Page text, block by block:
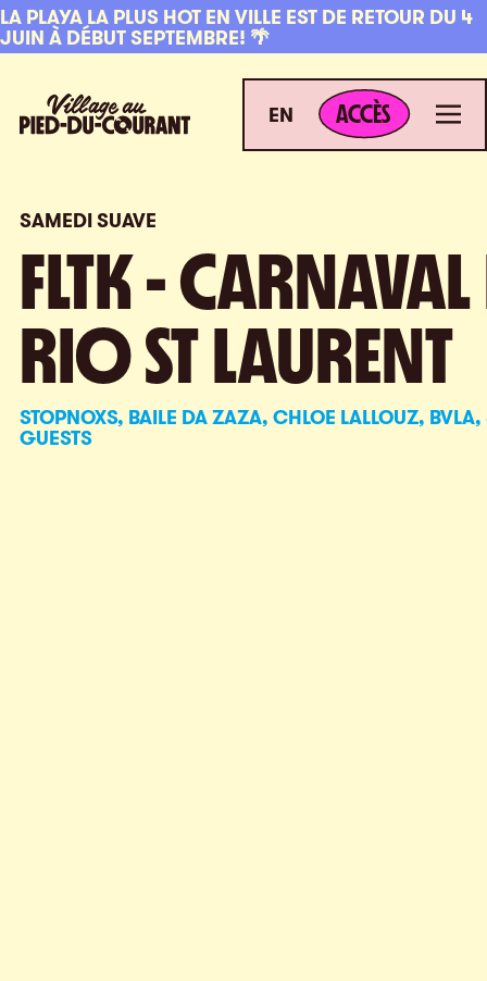
Aller à la navigation
Aller au contenu
LA PLAYA LA PLUS HOT EN VILLE EST DE RETOUR DU 4
JUIN À DÉBUT SEPTEMBRE! 🌴
Village au Pied-du-Courant
EN
ACCÈS
ACCÈS Menu
SAMEDI SUAVE
FLTK -
RIO ST LAURENT
STOPNOXS, BAILE DA ZAZA, CHLOE LALLOUZ,
GUESTS